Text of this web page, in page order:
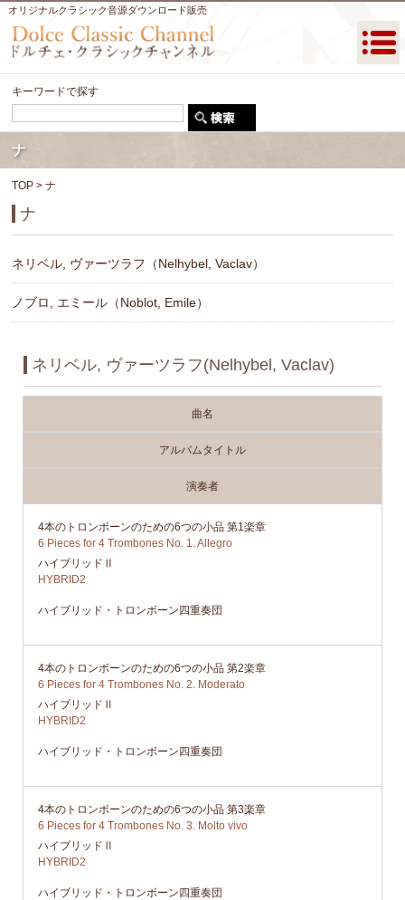
オリジナルクラシック音源ダウンロード販売
キーワードで探す
ナ
TOP > ナ
ナ
ネリベル, ヴァーツラフ（Nelhybel, Vaclav）
ノブロ, エミール（Noblot, Emile）
ネリベル, ヴァーツラフ(Nelhybel, Vaclav)
曲名
アルバムタイトル
演奏者
4本のトロンボーンのための6つの小品 第1楽章
6 Pieces for 4 Trombones No. 1. Allegro
ハイブリッドⅡ
HYBRID2
ハイブリッド・トロンボーン四重奏団
4本のトロンボーンのための6つの小品 第2楽章
6 Pieces for 4 Trombones No. 2. Moderato
ハイブリッドⅡ
HYBRID2
ハイブリッド・トロンボーン四重奏団
4本のトロンボーンのための6つの小品 第3楽章
6 Pieces for 4 Trombones No. 3. Molto vivo
ハイブリッドⅡ
HYBRID2
ハイブリッド・トロンボーン四重奏団